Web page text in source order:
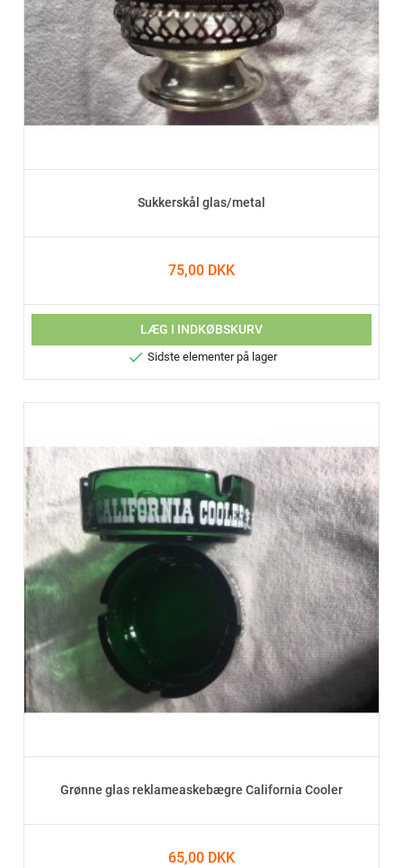
Sukkerskål glas/metal
75,00 DKK
LÆG I INDKØBSKURV
 Sidste elementer på lager
Grønne glas reklameaskebægre California Cooler
65,00 DKK